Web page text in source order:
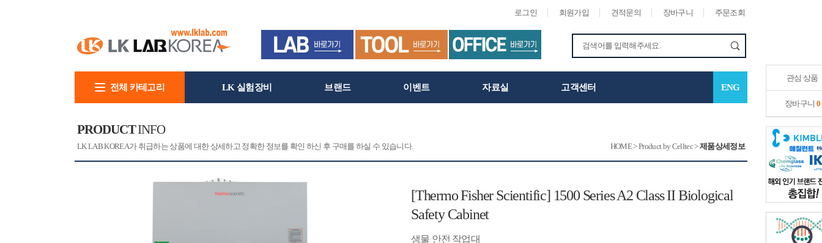
로그인 회원가입 견적문의 장바구니 주문조회
관심 상품
장바구니 0
전체 카테고리 LK 실험장비 브랜드 이벤트 자료실 고객센터 ENG
PRODUCTINFO
LK LAB KOREA가 취급하는 상품에 대한 상세하고 정확한 정보를 확인 하신 후 구매를 하실 수 있습니다. HOME>Product by Celltec>제품상세정보
[Thermo Fisher Scientific] 1500 Series A2 Class II Biological
Safety Cabinet
생물 안전 작업대